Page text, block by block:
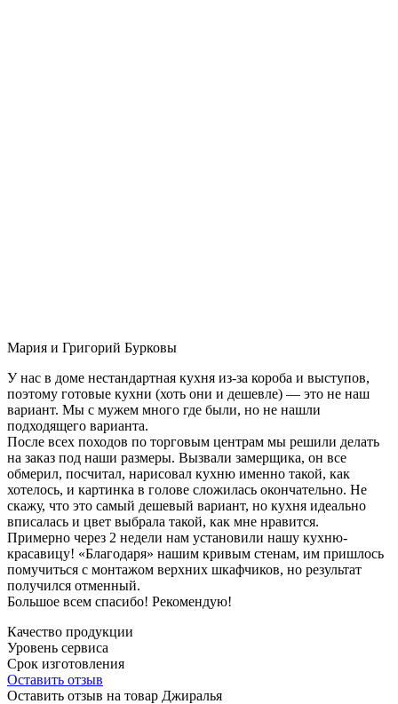
Мария и Григорий Бурковы
У нас в доме нестандартная кухня из-за короба и выступов,
поэтому готовые кухни (хоть они и дешевле) — это не наш
вариант. Мы с мужем много где были, но не нашли
подходящего варианта.
После всех походов по торговым центрам мы решили делать
на заказ под наши размеры. Вызвали замерщика, он все
обмерил, посчитал, нарисовал кухню именно такой, как
хотелось, и картинка в голове сложилась окончательно. Не
скажу, что это самый дешевый вариант, но кухня идеально
вписалась и цвет выбрала такой, как мне нравится.
Примерно через 2 недели нам установили нашу кухню-
красавицу! «Благодаря» нашим кривым стенам, им пришлось
помучиться с монтажом верхних шкафчиков, но результат
получился отменный.
Большое всем спасибо! Рекомендую!
Качество продукции
Уровень сервиса
Срок изготовления
Оставить отзыв
Оставить отзыв на товар Джиралья